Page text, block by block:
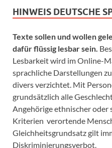
HINWEIS DEUTSCHE
Texte sollen und wollen
dafür flüssig lesbar sein.
Lesbarkeit wird im Online-
sprachliche Darstellungen
divers verzichtet. Mit
grundsätzlich alle
Angehörige ethnischer oder
Kriterien verortende
Gleichheitsgrundsatz gilt
Diskriminierungsverbot.